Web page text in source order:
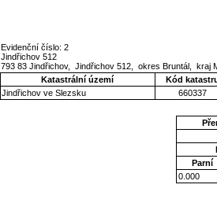
Evidenční číslo: 2
Jindřichov 512
793 83 Jindřichov, Jindřichov 512, okres Bruntál, kraj
Katastrální území
Kód
Jindřichov ve Slezsku
660337
Parní
0.000